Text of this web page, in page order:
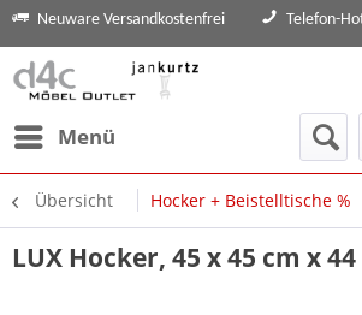
Neuware Versandkostenfrei Telefon-
Menü
Übersicht Hocker + Beistelltische %
LUX Hocker, 45 x 45 cm x